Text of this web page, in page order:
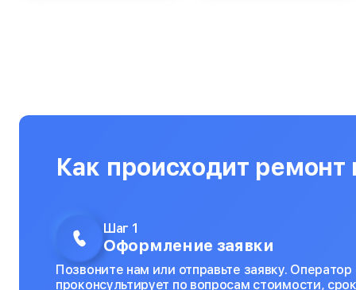
Как происходит
Шаг 1
Оформление заявки
Позвоните нам или отправьте заявку.
проконсультирует по вопросам стоимости,